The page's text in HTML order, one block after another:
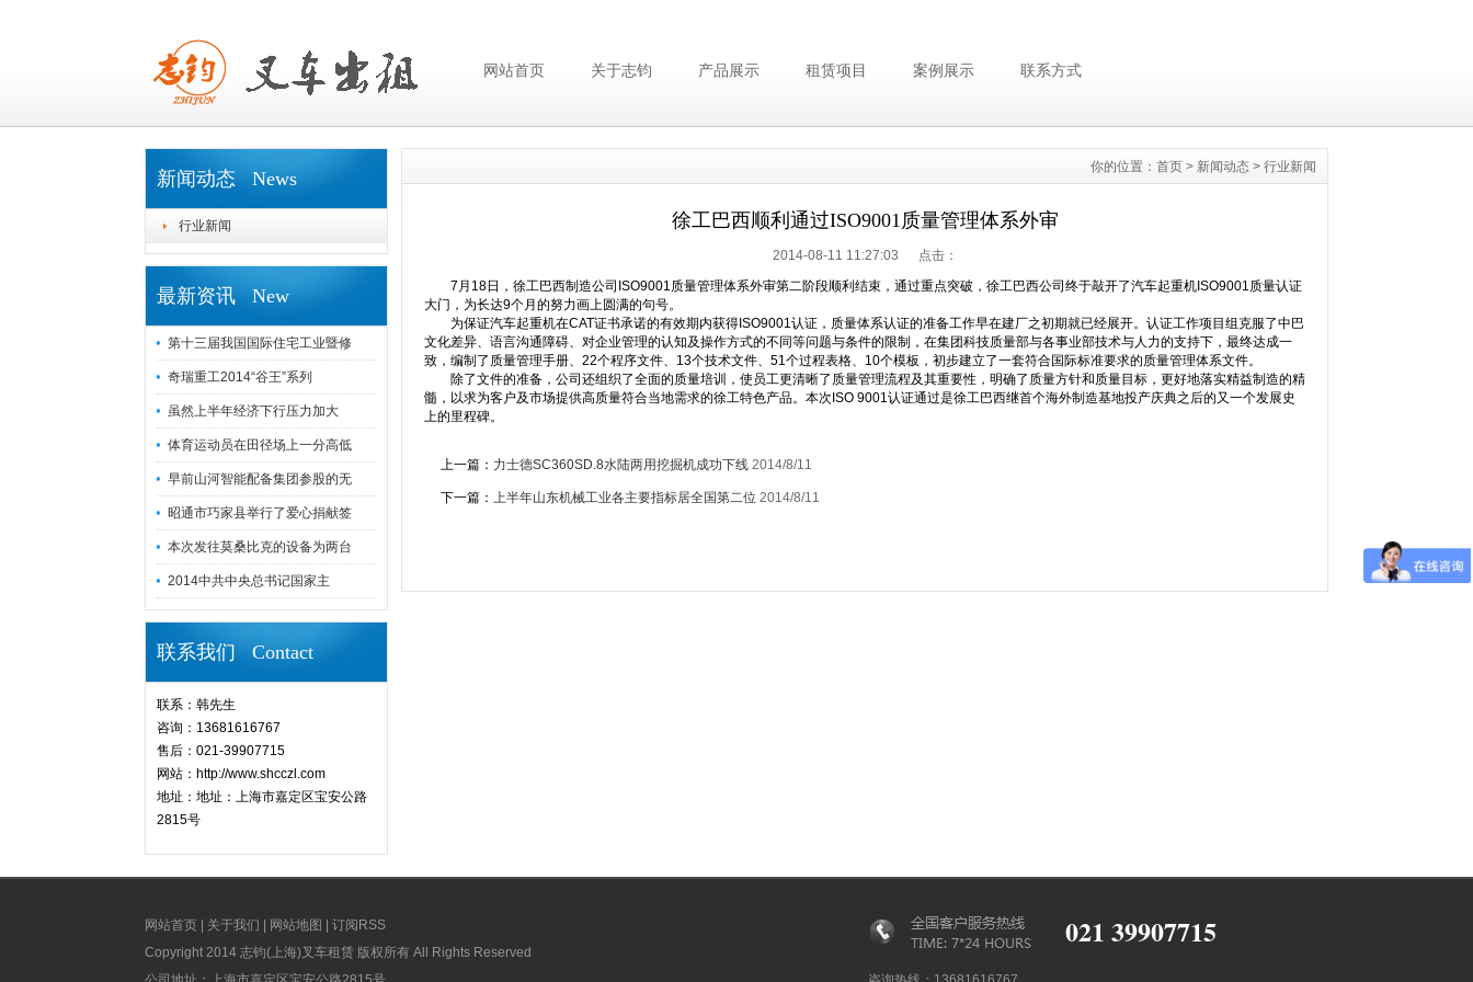
网站首页 关于志钧 产品展示 租赁项目 案例展示 联系方式
新闻动态 News
行业新闻
最新资讯 New
第十三届我国国际住宅工业暨修
奇瑞重工2014“谷王”系列
虽然上半年经济下行压力加大
体育运动员在田径场上一分高低
早前山河智能配备集团参股的无
昭通市巧家县举行了爱心捐献签
本次发往莫桑比克的设备为两台
2014中共中央总书记国家主
联系我们 Contact
联系：韩先生
咨询：13681616767
售后：021-39907715
网站：http://www.shcczl.com
地址：地址：上海市嘉定区宝安公路
2815号
你的位置： 首页 > 新闻动态 > 行业新闻
徐工巴西顺利通过ISO9001质量管理体系外审
2014-08-11 11:27:03 点击：
7月18日，徐工巴西制造公司ISO9001质量管理体系外审第二阶段顺利结束，通过重点突破，徐工巴西公司终于敲开了汽车起重机ISO9001质量认证
大门，为长达9个月的努力画上圆满的句号。
为保证汽车起重机在CAT证书承诺的有效期内获得ISO9001认证，质量体系认证的准备工作早在建厂之初期就已经展开。认证工作项目组克服了中巴
文化差异、语言沟通障碍、对企业管理的认知及操作方式的不同等问题与条件的限制，在集团科技质量部与各事业部技术与人力的支持下，最终达成一
致，编制了质量管理手册、22个程序文件、13个技术文件、51个过程表格、10个模板，初步建立了一套符合国际标准要求的质量管理体系文件。
除了文件的准备，公司还组织了全面的质量培训，使员工更清晰了质量管理流程及其重要性，明确了质量方针和质量目标，更好地落实精益制造的精
髓，以求为客户及市场提供高质量符合当地需求的徐工特色产品。本次ISO 9001认证通过是徐工巴西继首个海外制造基地投产庆典之后的又一个发展史
上的里程碑。
上一篇： 力士德SC360SD.8水陆两用挖掘机成功下线 2014/8/11
下一篇： 上半年山东机械工业各主要指标居全国第二位 2014/8/11
网站首页 关于我们 网站地图
订阅RSS
Copyright 2014 志钧(上海)叉车租赁 版权所有 All Rights Reserved
021 39907715